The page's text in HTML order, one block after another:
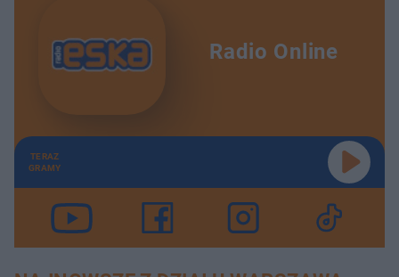
Radio Online
TERAZ
GRAMY